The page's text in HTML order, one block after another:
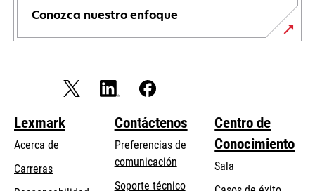
Conozca nuestro enfoque
Lexmark
Acerca de
Carreras
Contáctenos
Preferencias de
comunicación
Soporte técnicoopens
Centro de
Conocimiento
Sala